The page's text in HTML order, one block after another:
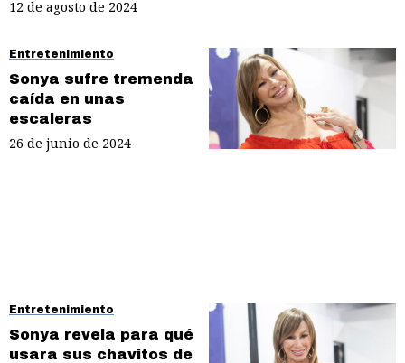
12 de agosto de 2024
Entretenimiento
Sonya sufre tremenda
caída en unas
escaleras
26 de junio de 2024
Entretenimiento
Sonya revela para qué
usara sus chavitos de